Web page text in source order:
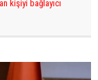
kişiyi bağlayıcı